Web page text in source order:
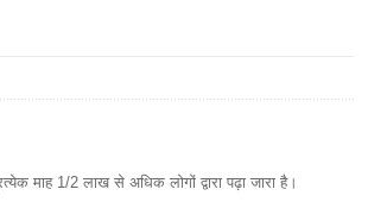
माह 1/2 लाख से अधिक लोगों द्वारा पढ़ा जारा है।